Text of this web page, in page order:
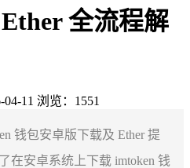
全流程解
04-11 浏览：1551
钱包安卓版下载及 Ether 提
在安卓系统上下载 imtoken 钱